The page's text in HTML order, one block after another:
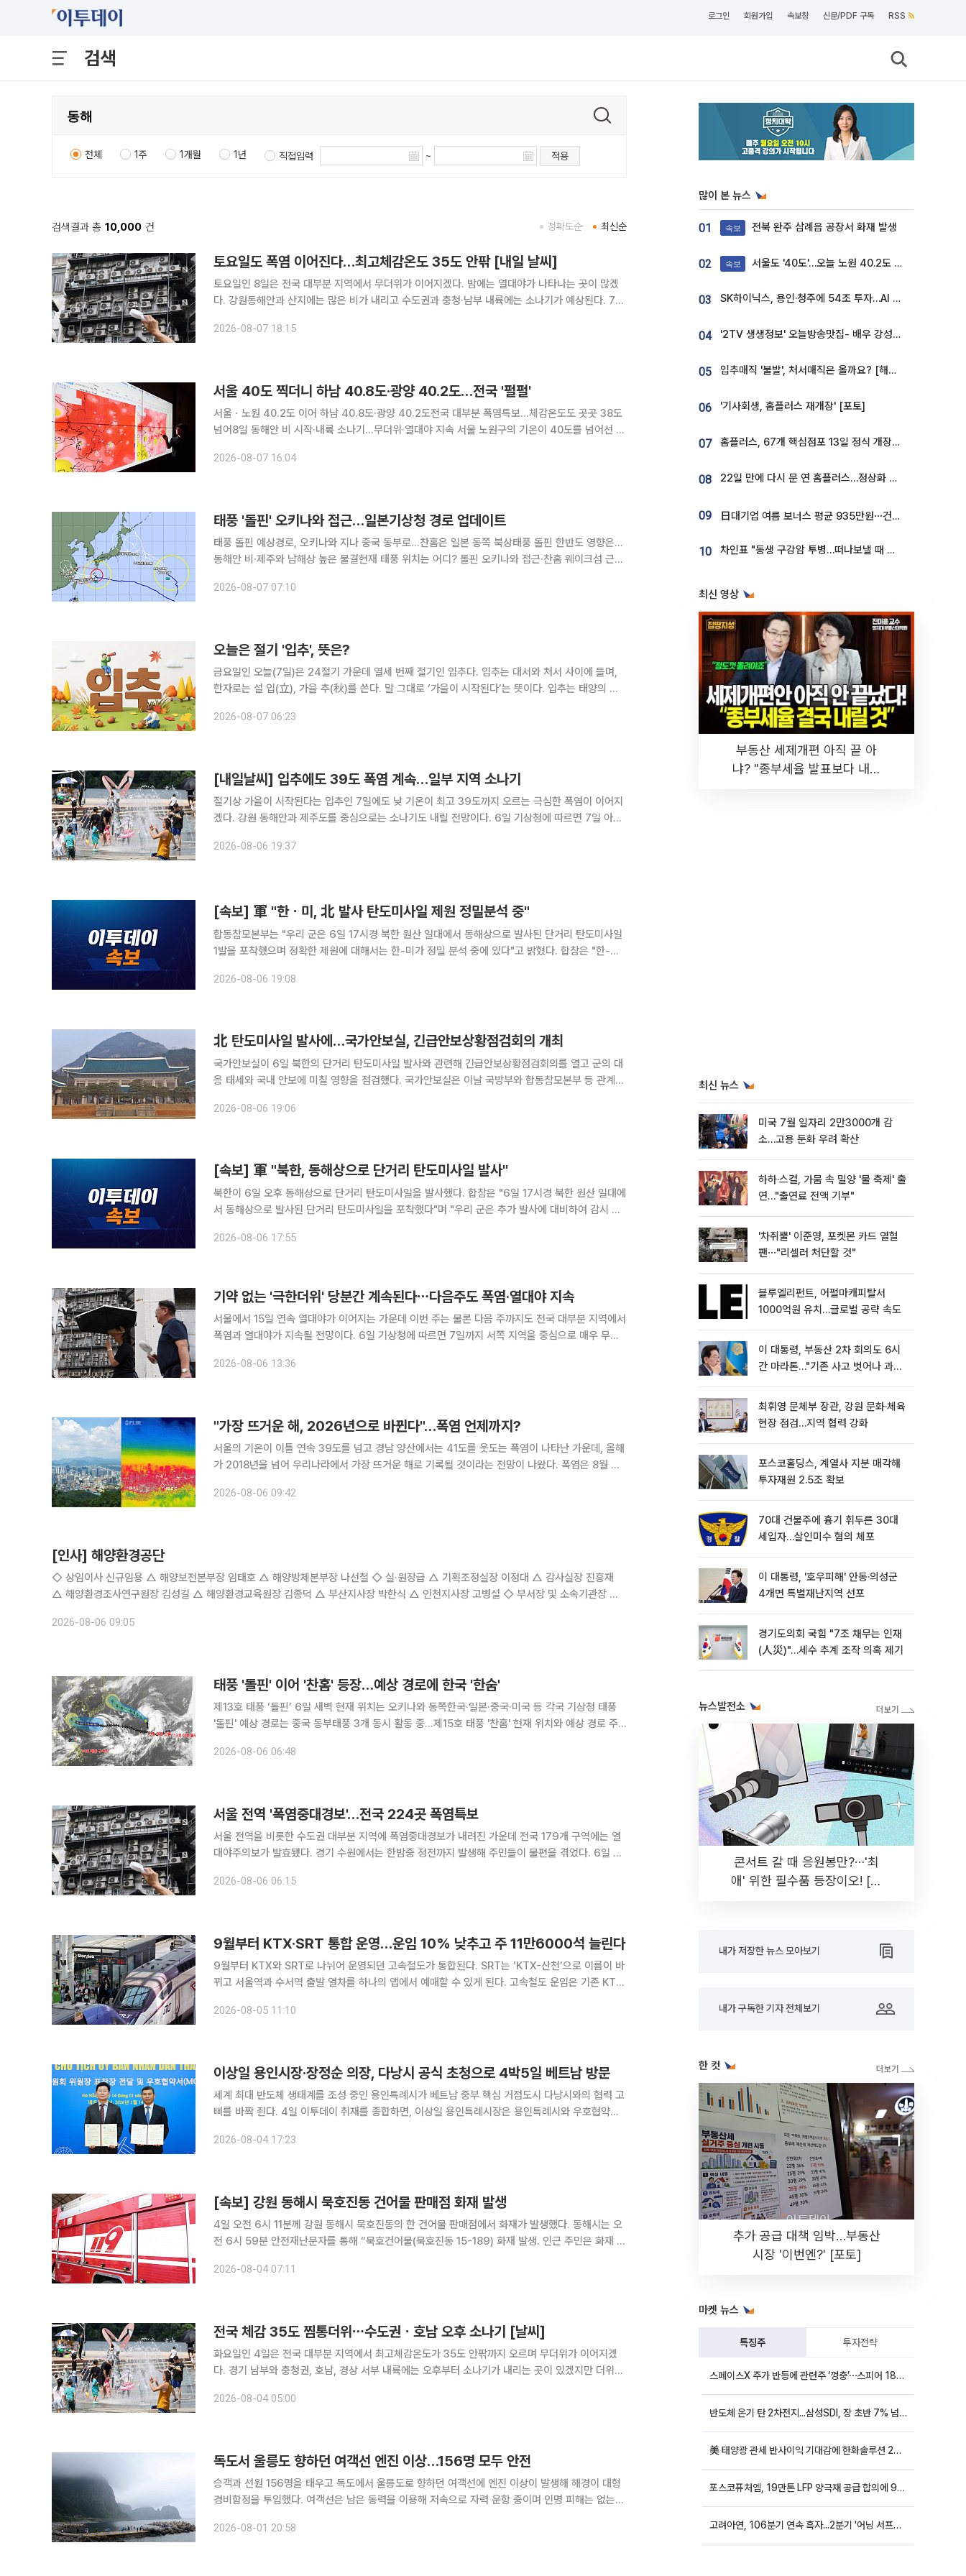
로그인 회원가입 속보창 신문/PDF 구독 RSS
검색
전체 1주 1개월 1년 직접입력 ~ 적용
검색결과 총 10,000 건 최신순
정확도순
토요일도 폭염 이어진다…최고체감온도 35도 안팎 [내일 날씨]
토요일인 8일은 전국 대부분 지역에서 무더위가 이어지겠다. 밤에는 열대야가 나타나는 곳이 많겠
다. 강원동해안과 산지에는 많은 비가 내리고 수도권과 충청·남부 내륙에는 소나기가 예상된다. 7일
2026-08-07 18:15
서울 40도 찍더니 하남 40.8도·광양 40.2도…전국 '펄펄'
서울ㆍ노원 40.2도 이어 하남 40.8도·광양 40.2도전국 대부분 폭염특보…체감온도도 곳곳 38도
넘어8일 동해안 비 시작·내륙 소나기…무더위·열대야 지속 서울 노원구의 기온이 40도를 넘어선 데
가 내려진 가운데 곳곳에서 39~40도 안팎의 극심한 더위가
2026-08-07 16:04
태풍 '돌핀' 오키나와 접근…일본기상청 경로 업데이트
태풍 돌핀 예상경로, 오키나와 지나 중국 동부로…찬홈은 일본 동쪽 북상태풍 돌핀 한반도 영향은…
동해안 비·제주와 남해상 높은 물결현재 태풍 위치는 어디? 돌핀 오키나와 접근·찬홈 웨이크섬 근해
다. 돌핀은 오키나와 부근을 지난 뒤 동중국해를 서쪽으로 이동
2026-08-07 07:10
오늘은 절기 '입추', 뜻은?
금요일인 오늘(7일)은 24절기 가운데 열세 번째 절기인 입추다. 입추는 대서와 처서 사이에 들며,
한자로는 설 입(立), 가을 추(秋)를 쓴다. 말 그대로 ‘가을이 시작된다’는 뜻이다. 입추는 태양의 황
만, 실제 날씨까지 곧바로 가을로 바뀐다는 의미
2026-08-07 06:23
[내일날씨] 입추에도 39도 폭염 계속…일부 지역 소나기
절기상 가을이 시작된다는 입추인 7일에도 낮 기온이 최고 39도까지 오르는 극심한 폭염이 이어지
겠다. 강원 동해안과 제주도를 중심으로는 소나기도 내릴 전망이다. 6일 기상청에 따르면 7일 아침
2026-08-06 19:37
[속보] 軍 "한ㆍ미, 北 발사 탄도미사일 제원 정밀분석 중"
합동참모본부는 "우리 군은 6일 17시경 북한 원산 일대에서 동해상으로 발사된 단거리 탄도미사일
1발을 포착했으며 정확한 제원에 대해서는 한-미가 정밀 분석 중에 있다"고 밝혔다. 합참은 "한-미
를 공유했다"면서 "우리 군은 굳건한 한-미 연합방위태세
2026-08-06 19:08
北 탄도미사일 발사에…국가안보실, 긴급안보상황점검회의 개최
국가안보실이 6일 북한의 단거리 탄도미사일 발사와 관련해 긴급안보상황점검회의를 열고 군의 대
응 태세와 국내 안보에 미칠 영향을 점검했다. 국가안보실은 이날 국방부와 합동참모본부 등 관계기
참석자들은 북한의 미사일 발사 동향을 공유하고 이번 발사가 한반도 안보
2026-08-06 19:06
[속보] 軍 "북한, 동해상으로 단거리 탄도미사일 발사"
북한이 6일 오후 동해상으로 단거리 탄도미사일을 발사했다. 합참은 "6일 17시경 북한 원산 일대에
서 동해상으로 발사된 단거리 탄도미사일을 포착했다"며 "우리 군은 추가 발사에 대비하여 감시 및
를 유지하고 있다"고 밝혔다.
2026-08-06 17:55
기약 없는 '극한더위' 당분간 계속된다⋯다음주도 폭염·열대야 지속
서울에서 15일 연속 열대야가 이어지는 가운데 이번 주는 물론 다음 주까지도 전국 대부분 지역에서
폭염과 열대야가 지속될 전망이다. 6일 기상청에 따르면 7일까지 서쪽 지역을 중심으로 매우 무더
밤사이 전국 대부분 지역의 최저기온이 25도 이상을 기록
2026-08-06 13:36
"가장 뜨거운 해, 2026년으로 바뀐다"…폭염 언제까지?
서울의 기온이 이틀 연속 39도를 넘고 경남 양산에서는 41도를 웃도는 폭염이 나타난 가운데, 올해
가 2018년을 넘어 우리나라에서 가장 뜨거운 해로 기록될 것이라는 전망이 나왔다. 폭염은 8월 중
이다. 김백민 부경대 환경대기과학과 교수는 6일 CBS 라디오
2026-08-06 09:42
[인사] 해양환경공단
◇ 상임이사 신규임용 △ 해양보전본부장 임태호 △ 해양방제본부장 나선철 ◇ 실·원장급 △ 기획조정실장 이정대 △ 감사실장 진흥재
△ 해양환경조사연구원장 김성길 △ 해양환경교육원장 김종덕 △ 부산지사장 박한식 △ 인천지사장 고병설 ◇ 부서장 및 소속기관장 △
2026-08-06 09:05
태풍 '돌핀' 이어 '찬홈' 등장…예상 경로에 한국 '한숨'
제13호 태풍 ‘돌핀’ 6일 새벽 현재 위치는 오키나와 동쪽한국·일본·중국·미국 등 각국 기상청 태풍
'돌핀' 예상 경로는 중국 동부태풍 3개 동시 활동 중…제15호 태풍 '찬홈' 현재 위치와 예상 경로 주
새로 발생했다. 한국과 일본뿐 아니라 중국·미
2026-08-06 06:48
서울 전역 '폭염중대경보'…전국 224곳 폭염특보
서울 전역을 비롯한 수도권 대부분 지역에 폭염중대경보가 내려진 가운데 전국 179개 구역에는 열
대야주의보가 발효됐다. 경기 수원에서는 한밤중 정전까지 발생해 주민들이 불편을 겪었다. 6일 기
2026-08-06 06:15
9월부터 KTX·SRT 통합 운영…운임 10% 낮추고 주 11만6000석 늘린다
9월부터 KTX와 SRT로 나뉘어 운영되던 고속철도가 통합된다. SRT는 ‘KTX-산천’으로 이름이 바
뀌고 서울역과 수서역 출발 열차를 하나의 앱에서 예매할 수 있게 된다. 고속철도 운임은 기존 KTX
1일부터 고속철도 통합 운영을 시작한다고 5일 밝혔다
2026-08-05 11:10
이상일 용인시장·장정순 의장, 다낭시 공식 초청으로 4박5일 베트남 방문
세계 최대 반도체 생태계를 조성 중인 용인특례시가 베트남 중부 핵심 거점도시 다낭시와의 협력 고
삐를 바짝 죈다. 4일 이투데이 취재를 종합하면, 이상일 용인특례시장은 용인특례시와 우호협약을
이번 방문에는 장정순 용인특례시의회 의장, 신나연 자치행정위원장, 강영
2026-08-04 17:23
[속보] 강원 동해시 묵호진동 건어물 판매점 화재 발생
4일 오전 6시 11분께 강원 동해시 묵호진동의 한 건어물 판매점에서 화재가 발생했다. 동해시는 오
전 6시 59분 안전재난문자를 통해 “묵호건어물(묵호진동 15-189) 화재 발생. 인근 주민은 화재 현
2026-08-04 07:11
전국 체감 35도 찜통더위⋯수도권ㆍ호남 오후 소나기 [날씨]
화요일인 4일은 전국 대부분 지역에서 최고체감온도가 35도 안팎까지 오르며 무더위가 이어지겠
다. 경기 남부와 충청권, 호남, 경상 서부 내륙에는 오후부터 소나기가 내리는 곳이 있겠지만 더위를
지겠다. 강원 영동과 경북 동해안은 대체로 흐리겠고, 아침부터 낮 사이
2026-08-04 05:00
독도서 울릉도 향하던 여객선 엔진 이상…156명 모두 안전
승객과 선원 156명을 태우고 독도에서 울릉도로 향하던 여객선에 엔진 이상이 발생해 해경이 대형
경비함정을 투입했다. 여객선은 남은 동력을 이용해 저속으로 자력 운항 중이며 인명 피해는 없는
에서 여객선이 부유물 감김으로 저속 운항하고 있다는 신고가 포항
2026-08-01 20:58
많이 본 뉴스
01 속보 전북 완주 삼례읍 공장서 화재 발생
02 속보 서울도 '40도'…오늘 노원 40.2도 기록
03 SK하이닉스, 용인·청주에 54조 투자…AI 메모리 생산기지 키운다
04 '2TV 생생정보' 오늘방송맛집- 배우 강성진 단골! 쌀국수ㆍ푸팟퐁 커리 맛집 '블○○○'
05 입추매직 '불발', 처서매직은 올까요? [해시태그]
06 '기사회생, 홈플러스 재개장' [포토]
07 홈플러스, 67개 핵심점포 13일 정식 개장…영업 재개 속도
08 22일 만에 다시 문 연 홈플러스…정상화 바쁜데 재고 없어 ‘발동동’[가보니]
09 日대기업 여름 보너스 평균 935만원⋯건설회사 1800만 넘어
10 차인표 "동생 구강암 투병…떠나보낼 때 가장 힘들었다”
최신 영상
부동산 세제개편 아직 끝 아
냐? "종부세율 발표보다 내릴
최신 뉴스
미국 7월 일자리 2만3000개 감
소…고용 둔화 우려 확산
하하·스컬, 가뭄 속 밀양 '물 축제' 출
연…"출연료 전액 기부"
'차쥐뿔' 이준영, 포켓몬 카드 열혈
팬⋯"리셀러 처단할 것"
블루엘리펀트, 어펄마캐피탈서
1000억원 유치…글로벌 공략 속도
이 대통령, 부동산 2차 회의도 6시
간 마라톤…"기존 사고 벗어나 과감
최휘영 문체부 장관, 강원 문화·체육
현장 점검…지역 협력 강화
포스코홀딩스, 계열사 지분 매각해
투자재원 2.5조 확보
70대 건물주에 흉기 휘두른 30대
세입자…살인미수 혐의 체포
이 대통령, '호우피해' 안동·의성군
4개면 특별재난지역 선포
경기도의회 국힘 "7조 채무는 인재
(人災)"…세수 추계 조작 의혹 제기
뉴스발전소
콘서트 갈 때 응원봉만?⋯'최
애' 위한 필수품 등장이오! [솔
내가 저장한 뉴스 모아보기
내가 구독한 기자 전체보기
한 컷
추가 공급 대책 임박…부동산
시장 '이번엔?' [포토]
마켓 뉴스
특징주 투자전략
스페이스X 주가 반등에 관련주 ‘껑충’⋯스피어 18%ㆍ에이치브이엠 12%↑
반도체 온기 탄 2차전지...삼성SDI, 장 초반 7% 넘게 껑충
美 태양광 관세 반사이익 기대감에 한화솔루션 20%대·OCI홀딩스 14%대 급등
포스코퓨처엠, 19만톤 LFP 양극재 공급 합의에 9%대 강세
고려아연, 106분기 연속 흑자...2분기 '어닝 서프라이즈'에 장 초반 12%대 강세